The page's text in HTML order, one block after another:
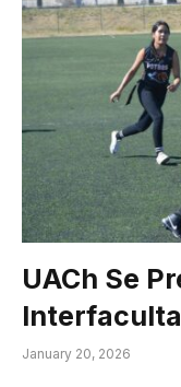
UACh Se
January 20, 2026